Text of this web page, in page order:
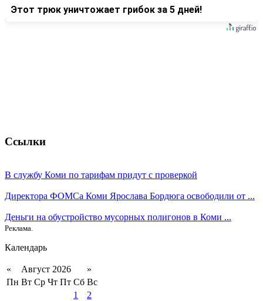
Этот трюк уничтожает грибок за 5 дней!
Ссылки
В службу Коми по тарифам придут с проверкой
Директора ФОМСа Коми Ярослава Бордюга освободили от ...
Деньги на обустройство мусорных полигонов в Коми ...
Реклама.
Календарь
« Август 2026
»
Пн Вт Ср Чт Пт Сб Вс
1
2